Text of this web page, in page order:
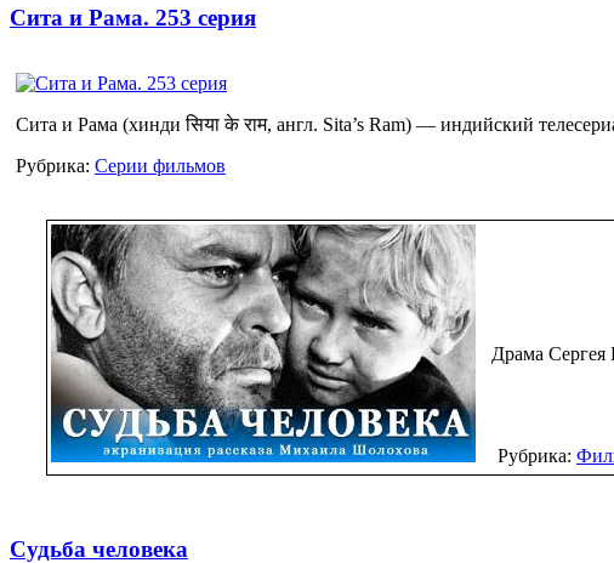
Сита и Рама. 253 серия
Сита и Рама (хинди सिया के राम, англ. Sita’s Ram) — индийский
Рубрика: Серии фильмов
Драма Сергея
Рубрика:
Судьба человека